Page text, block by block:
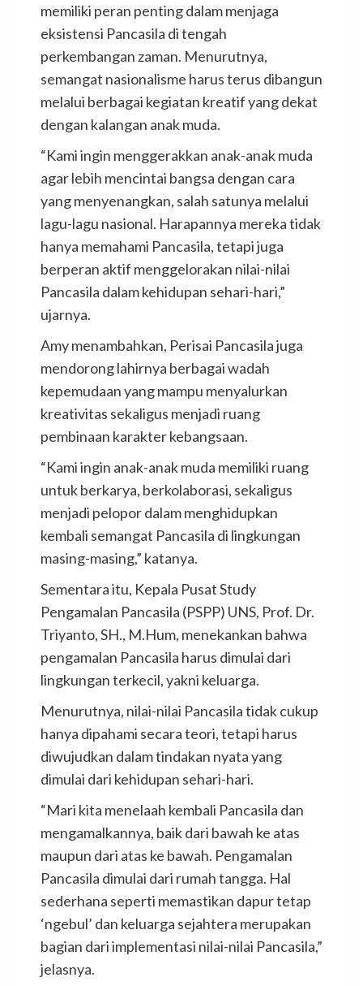
memiliki peran penting dalam menjaga
eksistensi Pancasila di tengah
perkembangan zaman. Menurutnya,
semangat nasionalisme harus terus dibangun
melalui berbagai kegiatan kreatif yang dekat
dengan kalangan anak muda.
“Kami ingin menggerakkan anak-anak muda
agar lebih mencintai bangsa dengan cara
yang menyenangkan, salah satunya melalui
lagu-lagu nasional. Harapannya mereka tidak
hanya memahami Pancasila, tetapi juga
berperan aktif menggelorakan nilai-nilai
Pancasila dalam kehidupan sehari-hari,”
ujarnya.
Amy menambahkan, Perisai Pancasila juga
mendorong lahirnya berbagai wadah
kepemudaan yang mampu menyalurkan
kreativitas sekaligus menjadi ruang
pembinaan karakter kebangsaan.
“Kami ingin anak-anak muda memiliki ruang
untuk berkarya, berkolaborasi, sekaligus
menjadi pelopor dalam menghidupkan
kembali semangat Pancasila di lingkungan
masing-masing,” katanya.
Sementara itu, Kepala Pusat Study
Pengamalan Pancasila (PSPP) UNS, Prof. Dr.
Triyanto, SH., M.Hum, menekankan bahwa
pengamalan Pancasila harus dimulai dari
lingkungan terkecil, yakni keluarga.
Menurutnya, nilai-nilai Pancasila tidak cukup
hanya dipahami secara teori, tetapi harus
diwujudkan dalam tindakan nyata yang
dimulai dari kehidupan sehari-hari.
“Mari kita menelaah kembali Pancasila dan
mengamalkannya, baik dari bawah ke atas
maupun dari atas ke bawah. Pengamalan
Pancasila dimulai dari rumah tangga. Hal
sederhana seperti memastikan dapur tetap
‘ngebul’ dan keluarga sejahtera merupakan
bagian dari implementasi nilai-nilai Pancasila,”
jelasnya.